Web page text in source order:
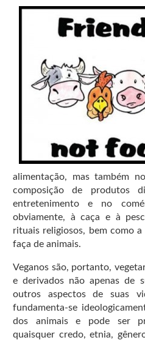
alimentação, mas também
composição de produtos
entretenimento e no
obviamente, à caça e à
rituais religiosos, bem como
faça de animais.
Veganos são, portanto,
e derivados não apenas de
outros aspectos de suas
fundamenta-se
dos animais e pode ser
quaisquer credo, etnia,